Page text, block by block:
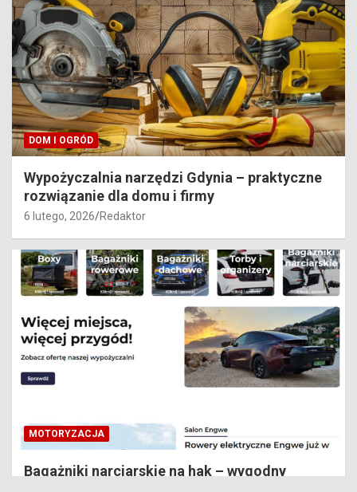
DOM I OGRÓD
Wypożyczalnia narzędzi Gdynia – praktyczne
rozwiązanie dla domu i firmy
6 lutego, 2026 Redaktor
MOTORYZACJA
Bagażniki narciarskie na hak – wygodny